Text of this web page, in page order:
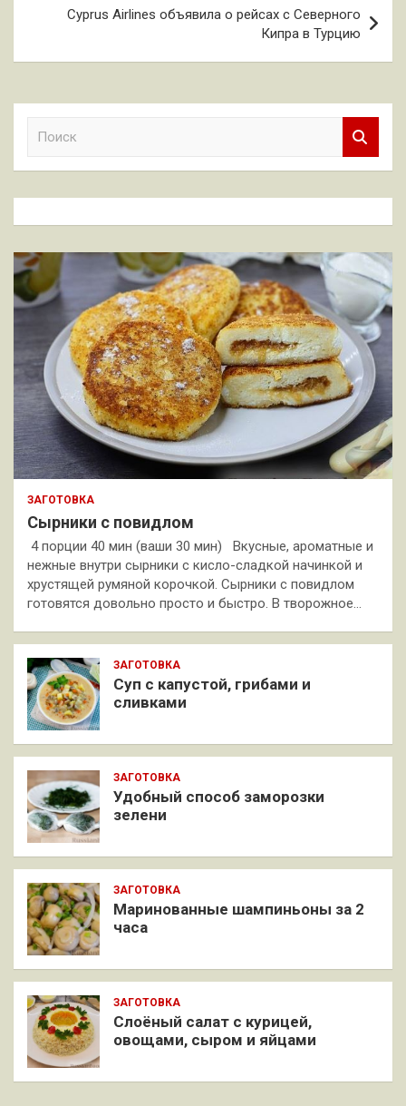
Cyprus Airlines объявила о рейсах с Северного
Кипра в Турцию
к
ЗАГОТОВКА
Сырники с повидлом
4 порции 40 мин (ваши 30 мин) Вкусные, ароматные и
нежные внутри сырники с кисло-сладкой начинкой и
хрустящей румяной корочкой. Сырники с повидлом
готовятся довольно просто и быстро. В творожное…
ЗАГОТОВКА
Суп с капустой, грибами и
сливками
ЗАГОТОВКА
Удобный способ заморозки
зелени
ЗАГОТОВКА
Маринованные шампиньоны за 2
часа
ЗАГОТОВКА
Слоёный салат с курицей,
овощами, сыром и яйцами